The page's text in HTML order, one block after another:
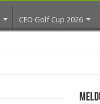
CEO Golf Cup 2026